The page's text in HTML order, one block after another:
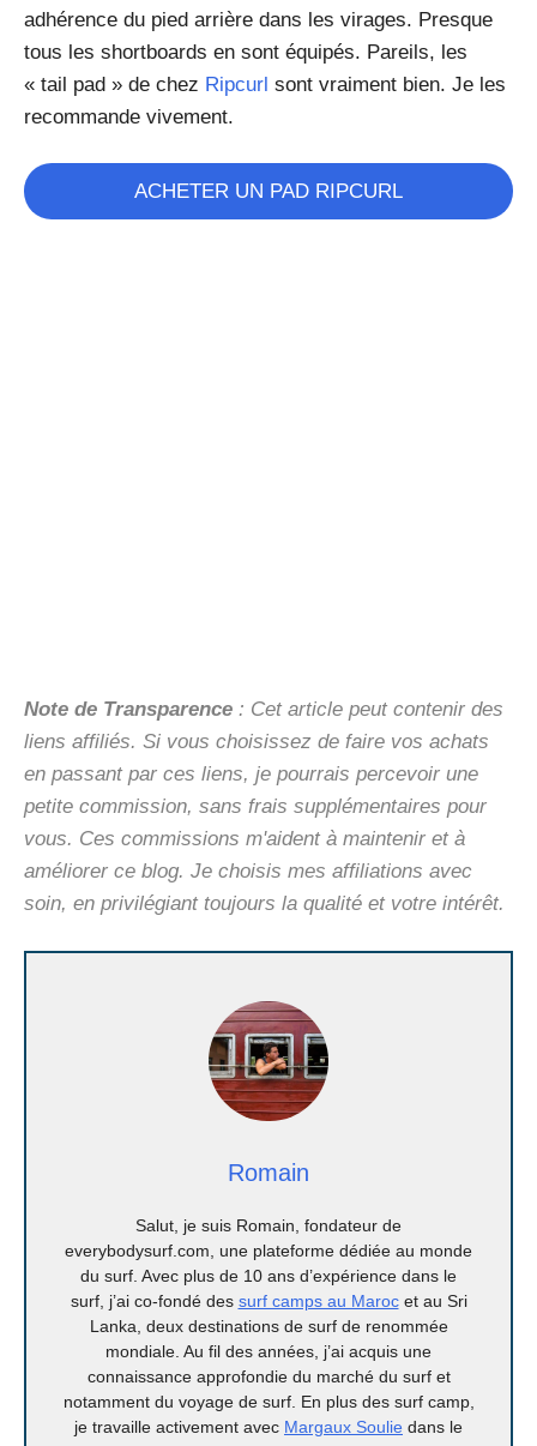
adhérence du pied arrière dans les virages. Presque
tous les shortboards en sont équipés. Pareils, les
« tail pad » de chez Ripcurl sont vraiment bien. Je les
recommande vivement.
ACHETER UN PAD RIPCURL
Note de Transparence : Cet article peut contenir des
liens affiliés. Si vous choisissez de faire vos achats
en passant par ces liens, je pourrais percevoir une
petite commission, sans frais supplémentaires pour
vous. Ces commissions m'aident à maintenir et à
améliorer ce blog. Je choisis mes affiliations avec
soin, en privilégiant toujours la qualité et votre intérêt.
Romain
Salut, je suis Romain, fondateur de
everybodysurf.com, une plateforme dédiée au monde
du surf. Avec plus de 10 ans d’expérience dans le
surf, j’ai co-fondé des surf camps au Marocet au Sri
Lanka, deux destinations de surf de renommée
mondiale. Au fil des années, j’ai acquis une
connaissance approfondie du marché du surf et
notamment du voyage de surf. En plus des surf camp,
je travaille activement avec Margaux Soulie dans le